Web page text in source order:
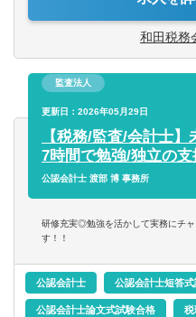
※使用ソフト：JDL・勘
ご入所後は、経験やスキ
きます。一人前になれば
いたします。
仕訳・入力から決算・申
いスポット案件まで幅広
和田税務
監査法人
更新日：2026年05月29日
【税務/監査/会計士
7時間で勉強/独立の
公認会計士 渡部 博 事務所
研修充実◎勉強を活かして実務にチ
す！！
公認会計士 公認会計士短答
公認会計士論文式試験合格 税
税理士
日商簿記検定2級
会計事務所・税理
金融機関
北海道・東北
秋田県
コンサルタント／監
すべて選択する
経営・戦略コンサ